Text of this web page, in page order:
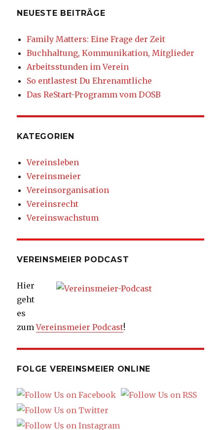
NEUESTE BEITRÄGE
Family Matters: Eine Frage der Zeit
Buchhaltung, Kommunikation, Mitglieder
Arbeitsstunden im Verein
So entlastest Du Ehrenamtliche
Das ReStart-Programm vom DOSB
KATEGORIEN
Vereinsleben
Vereinsmeier
Vereinsorganisation
Vereinsrecht
Vereinswachstum
VEREINSMEIER PODCAST
Hier
geht
es
zumVereinsmeier Podcast!
FOLGE VEREINSMEIER ONLINE